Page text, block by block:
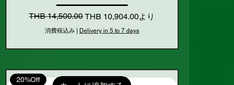
通常価格
THB 14,500.00 THB 10,904.00より
セール価格
消費税込み| Delivery in 5 to 7 days
20%Off